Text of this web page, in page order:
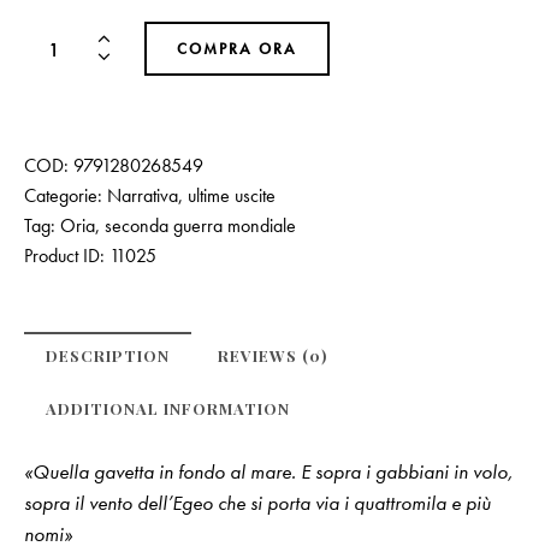
COMPRA ORA
COD: 9791280268549
Categorie: Narrativa, ultime uscite
Tag: Oria, seconda guerra mondiale
Product ID: 11025
DESCRIPTION REVIEWS (0)
ADDITIONAL INFORMATION
«Quella gavetta in fondo al mare. E sopra i gabbiani in volo,
sopra il vento dell’Egeo che si porta via i quattromila e più
nomi»